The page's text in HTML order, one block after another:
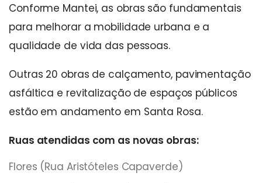
Conforme Mantei, as obras são fundamentais
para melhorar a mobilidade urbana e a
qualidade de vida das pessoas.
Outras 20 obras de calçamento, pavimentação
asfáltica e revitalização de espaços públicos
estão em andamento em Santa Rosa.
Ruas atendidas com as novas obras:
Flores (Rua Aristóteles Capaverde)